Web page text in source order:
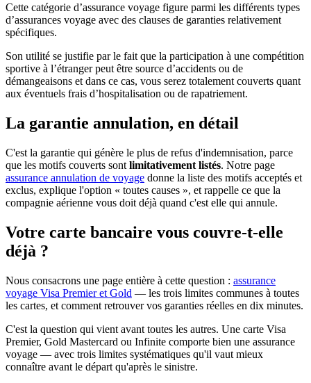
Cette catégorie d’assurance voyage figure parmi les différents types
d’assurances voyage avec des clauses de garanties relativement
spécifiques.
Son utilité se justifie par le fait que la participation à une compétition
sportive à l’étranger peut être source d’accidents ou de
démangeaisons et dans ce cas, vous serez totalement couverts quant
aux éventuels frais d’hospitalisation ou de rapatriement.
La garantie annulation, en détail
C'est la garantie qui génère le plus de refus d'indemnisation, parce
que les motifs couverts sont limitativement listés. Notre page
assurance annulation de voyage donne la liste des motifs acceptés et
exclus, explique l'option « toutes causes », et rappelle ce que la
compagnie aérienne vous doit déjà quand c'est elle qui annule.
Votre carte bancaire vous couvre-t-elle
déjà ?
Nous consacrons une page entière à cette question : assurance
voyage Visa Premier et Gold — les trois limites communes à toutes
les cartes, et comment retrouver vos garanties réelles en dix minutes.
C'est la question qui vient avant toutes les autres. Une carte Visa
Premier, Gold Mastercard ou Infinite comporte bien une assurance
voyage — avec trois limites systématiques qu'il vaut mieux
connaître avant le départ qu'après le sinistre.